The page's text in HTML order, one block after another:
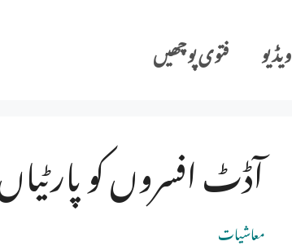
ویڈیو فتوی پوچھیں
آڈٹ افسروں کو
معاشیات